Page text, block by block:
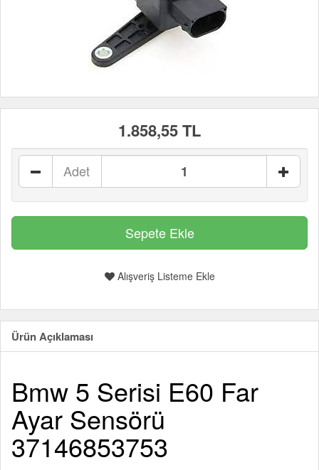
1.858,55 TL
Adet
Alışveriş Listeme Ekle
Ürün Açıklaması
Bmw 5 Serisi E60 Far
Ayar Sensörü
37146853753